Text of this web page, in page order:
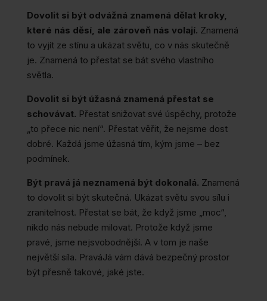
Dovolit si být odvážná znamená dělat kroky,
které nás děsí, ale zároveň nás volají. Znamená
to vyjít ze stínu a ukázat světu, co v nás skutečně
je. Znamená to přestat se bát svého vlastního
světla.
Dovolit si být úžasná znamená přestat se
schovávat. Přestat snižovat své úspěchy, protože
„to přece nic není“. Přestat věřit, že nejsme dost
dobré. Každá jsme úžasná tím, kým jsme – bez
podmínek.
Být pravá já neznamená být dokonalá. Znamená
to dovolit si být skutečná. Ukázat světu svou sílu i
zranitelnost. Přestat se bát, že když jsme „moc“,
nikdo nás nebude milovat. Protože když jsme
pravé, jsme nejsvobodnější. A v tom je naše
největší síla. PraváJá vám dává bezpečný prostor
být přesně takové, jaké jste.